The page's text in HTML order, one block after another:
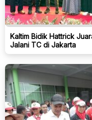
Kaltim Bidik Hattrick
Jalani TC di Jakarta